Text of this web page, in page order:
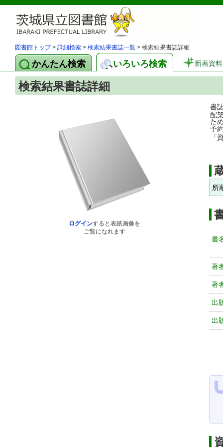
図書館トップ> 詳細検索 > 検索結果書誌一覧 > 検索結果書誌詳細
かんたん検索 いろいろ検索 新着資料
検索結果書誌詳細
ログインすると表紙画像を
ご覧になれます
書
配
た
予
「
所
書
著
著
出
出